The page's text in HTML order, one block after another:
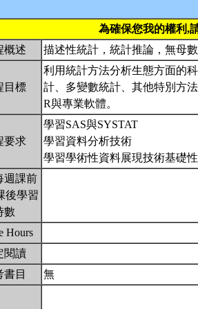
為確保您我的權利,
概述
描述性統計，統計推論，無母
目標
利用統計方法分析生態方面的
計、多變數統計、其他特別方
R與專業軟體。
要求
學習SAS與SYSTAT
學習資料分析技術
學習學術性資料展現技術基礎
週課前
後學習
數
Hours
閱讀
書目
無